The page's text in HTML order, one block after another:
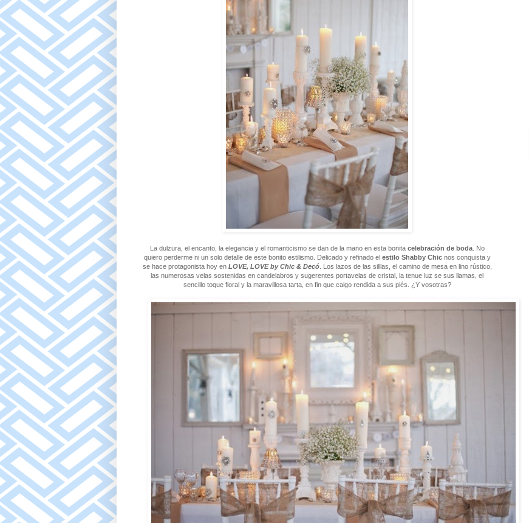
La dulzura, el encanto, la elegancia y el romanticismo se dan de la mano en esta bonita celebración de boda. No
quiero perderme ni un solo detalle de este bonito estilismo. Delicado y refinado el estilo Shabby Chicnos conquista y
se hace protagonista hoy en LOVE, LOVE by Chic & Decó. Los lazos de las silllas, el camino de mesa en lino rústico,
las numerosas velas sostenidas en candelabros y sugerentes portavelas de cristal, la tenue luz se sus llamas, el
sencillo toque floral y la maravillosa tarta, en fin que caigo rendida a sus piés. ¿Y vosotras?